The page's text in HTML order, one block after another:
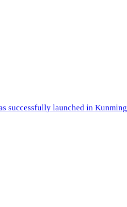
successfully launched in Kunming